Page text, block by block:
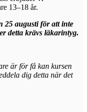
13–18 år.
25 augusti för att inte
detta krävs läkarintyg.
är för få kan kursen
dig detta när det